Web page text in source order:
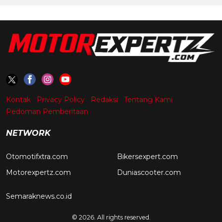
Kontak Privacy Policy Redaksi
Tentang Kami
Pedoman Pemberitaan
NETWORK
Otomotifxtra.com
Motorexpertz.com
Bikersexpert.com
Duniascooter.com
Semaraknews.co.id
© 2026. All rights reserved.